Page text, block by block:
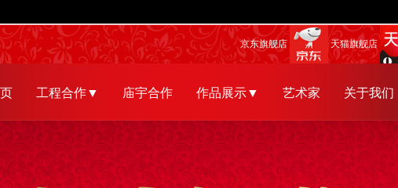
京东旗舰店 天猫旗舰店
工程合作▼ 庙宇合作 作品展示▼ 艺术家 关于我们